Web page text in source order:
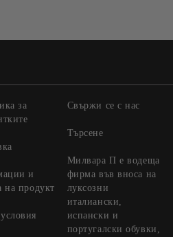
за
и
на продукт
Свържи се с нас
Търсене
Милвара П е водеща
фирма във вноса на
луксозни
италиански,
испански и
португалски обувки,